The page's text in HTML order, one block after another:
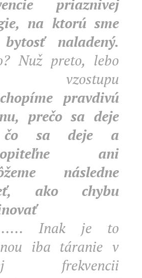
priaznivej
na ktorú sme
naladený.
Nuž preto, lebo
vzostupu
pravdivú
prečo sa deje
sa deje a
ani
následne
ako chybu
Inak je to
iba táranie v
frekvencii